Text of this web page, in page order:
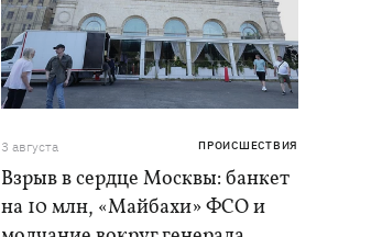
3 августа ПРОИСШЕСТВИЯ
Взрыв в сердце Москвы: банкет
на 10 млн, «Майбахи» ФСО и